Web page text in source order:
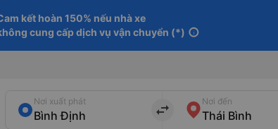
kết hoàn 150% nếu nhà xe
cung cấp dịch vụ vận chuyển (*) info
Nơi xuất phát
import_export
Nơi đến